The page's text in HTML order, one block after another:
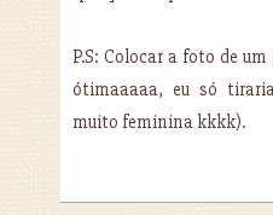
P.S: Colocar a foto de
ótimaaaaa, eu só
muito feminina kkkk).